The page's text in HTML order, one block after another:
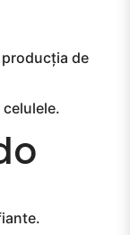
de